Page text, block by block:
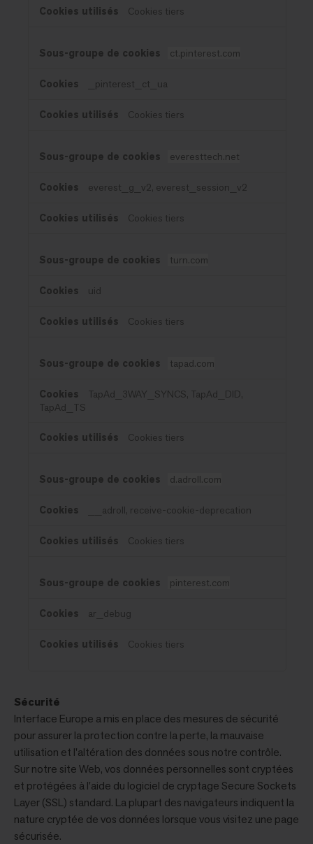
Cookies tiers
ct.pinterest.com
_pinterest_ct_ua
Cookies tiers
everesttech.net
everest_g_v2, everest_session_v2
Cookies tiers
turn.com
uid
Cookies tiers
tapad.com
TapAd_3WAY_SYNCS, TapAd_DID,
TapAd_TS
Cookies tiers
d.adroll.com
__adroll, receive-cookie-deprecation
Cookies tiers
pinterest.com
ar_debug
Cookies tiers
Sécurité
Interface Europe a mis en place des mesures de sécurité
pour assurer la protection contre la perte, la mauvaise
utilisation et l'altération des données sous notre contrôle.
Sur notre site Web, vos données personnelles sont cryptées
et protégées à l'aide du logiciel de cryptage Secure Sockets
Layer (SSL) standard. La plupart des navigateurs indiquent la
nature cryptée de vos données lorsque vous visitez une page
sécurisée.